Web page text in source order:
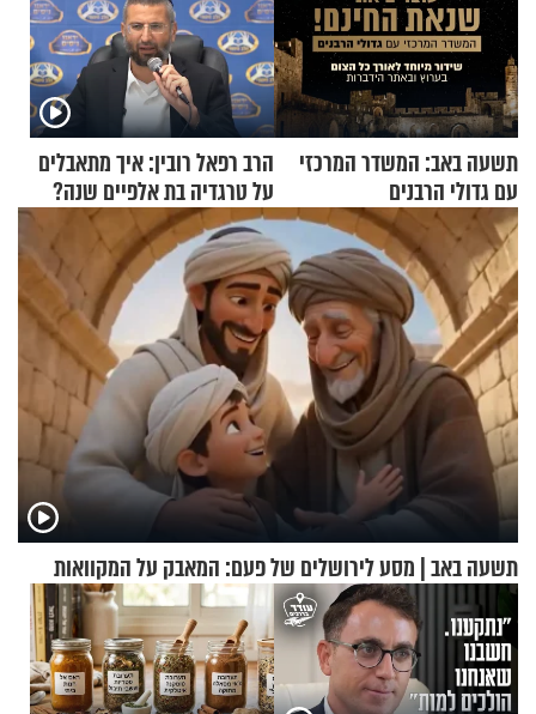
תשעה באב: המשדר המרכזי
עם גדולי הרבנים
הרב רפאל רובין: איך מתאבלים
על טרגדיה בת אלפיים שנה?
תשעה באב | מסע לירושלים של פעם: המאבק על המקוואות